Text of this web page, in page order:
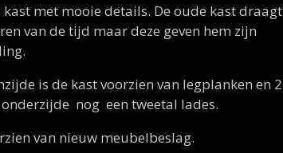
kast met mooie details. De oude kast draagt
van de tijd maar deze geven hem zijn
is de kast voorzien van legplanken en 2
onderzijde nog een tweetal lades.
van nieuw meubelbeslag.